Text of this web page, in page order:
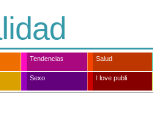
Tendencias Salud
Sexo I love publi